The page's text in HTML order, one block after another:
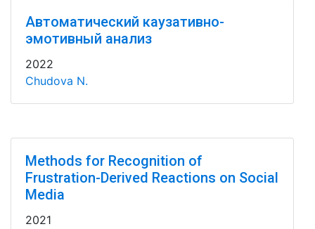
Автоматический каузативно-
эмотивный анализ
2022
Chudova N.
Methods for Recognition of
Frustration-Derived Reactions on Social
Media
2021